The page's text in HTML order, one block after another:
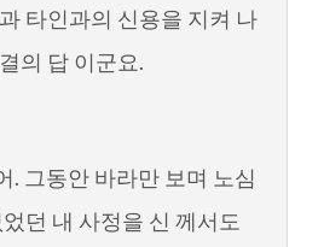
타인과의 신용을 지켜 나
의 답 이군요.
. 그동안 바라만 보며 노심
던 내 사정을 신 께서도